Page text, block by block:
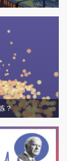
？